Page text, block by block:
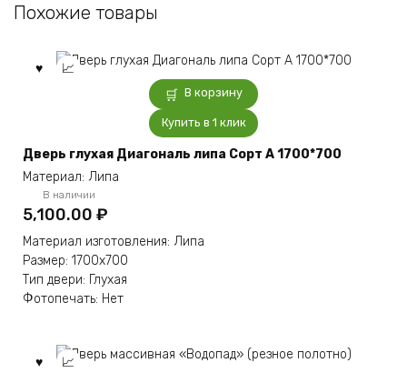
Похожие товары
В корзину
Купить в 1 клик
Дверь глухая Диагональ липа Сорт А 1700*700
Материал: Липа
В наличии
5,100.00 ₽
Материал изготовления: Липа
Размер: 1700х700
Тип двери: Глухая
Фотопечать: Нет